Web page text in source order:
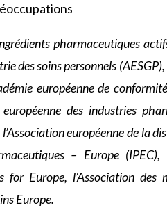
pharmaceutiques
des soins personnels (AESGP),
européenne de
des industries
européenne de la
– Europe (IPEC),
Europe, l’Association des
Europe.